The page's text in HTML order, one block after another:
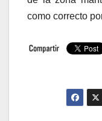
como correcto